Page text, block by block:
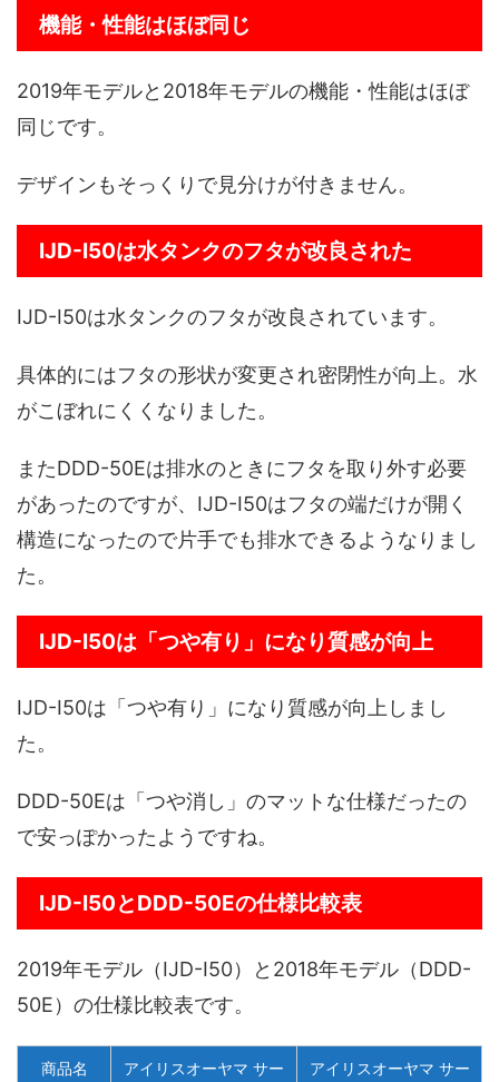
機能・性能はほぼ同じ
2019年モデルと2018年モデルの機能・性能はほぼ
同じです。
デザインもそっくりで見分けが付きません。
IJD-I50は水タンクのフタが改良された
IJD-I50は水タンクのフタが改良されています。
具体的にはフタの形状が変更され密閉性が向上。水
がこぼれにくくなりました。
またDDD-50Eは排水のときにフタを取り外す必要
があったのですが、IJD-I50はフタの端だけが開く
構造になったので片手でも排水できるようなりまし
た。
IJD-I50は「つや有り」になり質感が向上
IJD-I50は「つや有り」になり質感が向上しまし
た。
DDD-50Eは「つや消し」のマットな仕様だったの
で安っぽかったようですね。
IJD-I50とDDD-50Eの仕様比較表
2019年モデル（IJD-I50）と2018年モデル（DDD-
50E）の仕様比較表です。
商品名
アイリスオーヤマ サー
アイリスオーヤマ サー